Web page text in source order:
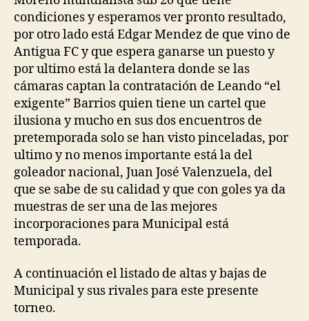
condiciones y esperamos ver pronto resultado,
por otro lado está Edgar Mendez de que vino de
Antigua FC y que espera ganarse un puesto y
por ultimo está la delantera donde se las
cámaras captan la contratación de Leando “el
exigente” Barrios quien tiene un cartel que
ilusiona y mucho en sus dos encuentros de
pretemporada solo se han visto pinceladas, por
ultimo y no menos importante está la del
goleador nacional, Juan José Valenzuela, del
que se sabe de su calidad y que con goles ya da
muestras de ser una de las mejores
incorporaciones para Municipal está
temporada.
A continuación el listado de altas y bajas de
Municipal y sus rivales para este presente
torneo.